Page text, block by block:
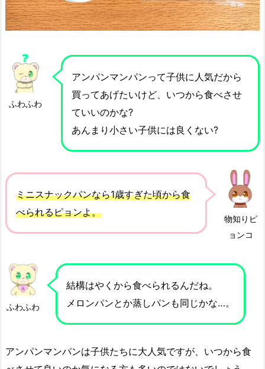
ふわふわ
アンパンマンパンって子供に人気だから
買ってあげたいけど、いつから食べさせ
ていいのかな?
あんまり小さい子供には良くない?
物知りピ
ョンコ
ミニスナックパンなら1歳すぎた頃から食
べられるピョンよ。
ふわふわ
結構はやくから食べられるんだね。
メロンパンとか蒸しパンも同じかな…。
アンパンマンパンは子供たちに大人気ですが、いつから食